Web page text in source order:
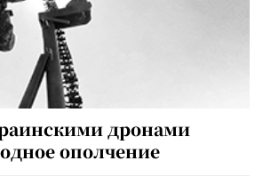
дронами
ополчение